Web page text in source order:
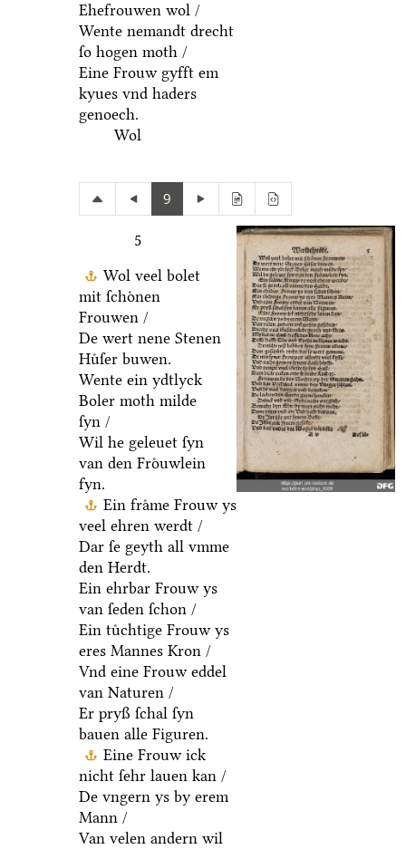
Ehefrouwen wol /
Wente nemandt drecht
ſo hogen moth /
Eine Frouw gyfft em
kyues vnd haders
genoech.
Wol
9
5
Wol veel bolet
mit ſchoͤnen
Frouwen /
De wert nene Stenen
Huͤſer buwen.
Wente ein ydtlyck
Boler moth milde
ſyn /
Wil he geleuet ſyn
van den Froͤuwlein
fyn.
Ein fraͤme Frouw ys
veel ehren werdt /
Dar ſe geyth all vmme
den Herdt.
Ein ehrbar Frouw ys
van ſeden ſchon /
Ein tuͤchtige Frouw ys
eres Mannes Kron /
Vnd eine Frouw eddel
van Naturen /
Er pryß ſchal ſyn
bauen alle Figuren.
Eine Frouw ick
nicht ſehr lauen kan /
De vngern ys by erem
Mann /
Van velen andern wil